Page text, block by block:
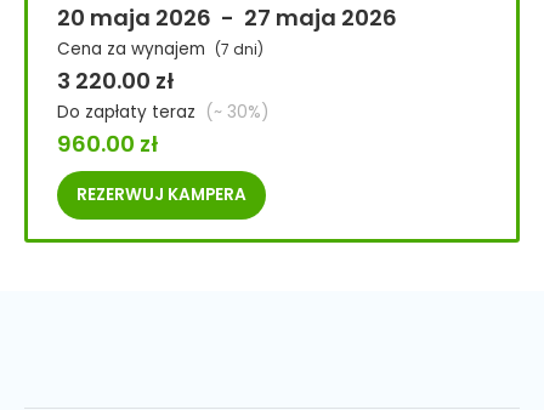
20 maja 2026 - 27 maja 2026
Cena za wynajem (7 dni)
3 220.00 zł
Do zapłaty teraz (~ 30%)
960.00 zł
REZERWUJ KAMPERA